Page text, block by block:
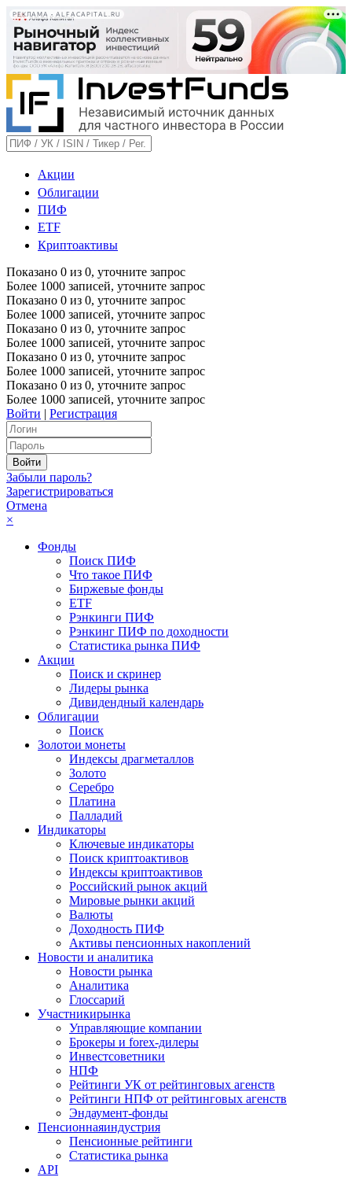
РЕКЛАМА • ALFACAPITAL.RU
Акции
Облигации
ПИФ
ETF
Криптоактивы
Показано 0 из 0, уточните запрос
Более 1000 записей, уточните запрос
Показано 0 из 0, уточните запрос
Более 1000 записей, уточните запрос
Показано 0 из 0, уточните запрос
Более 1000 записей, уточните запрос
Показано 0 из 0, уточните запрос
Более 1000 записей, уточните запрос
Показано 0 из 0, уточните запрос
Более 1000 записей, уточните запрос
Войти | Регистрация
Забыли пароль?
Зарегистрироваться
Отмена
×
Фонды
Поиск ПИФ
Что такое ПИФ
Биржевые фонды
ETF
Рэнкинги ПИФ
Рэнкинг ПИФ по доходности
Статистика рынка ПИФ
Акции
Поиск и скринер
Лидеры рынка
Дивидендный календарь
Облигации
Поиск
Золотои монеты
Индексы драгметаллов
Золото
Серебро
Платина
Палладий
Индикаторы
Ключевые индикаторы
Поиск криптоактивов
Индексы криптоактивов
Российский рынок акций
Мировые рынки акций
Валюты
Доходность ПИФ
Активы пенсионных накоплений
Новости и аналитика
Новости рынка
Аналитика
Глоссарий
Участникирынка
Управляющие компании
Брокеры и forex-дилеры
Инвестсоветники
НПФ
Рейтинги УК от рейтинговых агенств
Рейтинги НПФ от рейтинговых агенств
Эндаумент-фонды
Пенсионнаяиндустрия
Пенсионные рейтинги
Статистика рынка
API